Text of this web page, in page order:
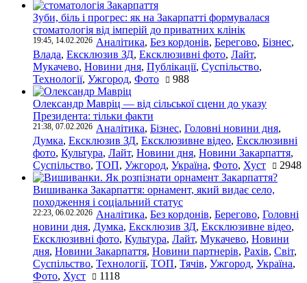
Зуби, біль і прогрес: як на Закарпатті формувалася
стоматологія від імперій до приватних клінік
19:45, 14.02.2026 Аналітика, Без кордонів, Берегово, Бізнес,
Влада, Ексклюзив ЗД, Ексклюзивні фото, Лайт,
Мукачево, Новини дня, Публікації, Суспільство,
Технології, Ужгород, Фото 988
Олександр Мавріц — від сільської сцени до указу
Президента: тільки факти
21:38, 07.02.2026 Аналітика, Бізнес, Головні новини дня,
Думка, Ексклюзив ЗД, Ексклюзивне відео, Ексклюзивні
фото, Культура, Лайт, Новини дня, Новини Закарпаття,
Суспільство, ТОП, Ужгород, Україна, Фото, Хуст 2948
Вишиванка Закарпаття: орнамент, який видає село,
походження і соціальний статус
22:23, 06.02.2026 Аналітика, Без кордонів, Берегово, Головні
новини дня, Думка, Ексклюзив ЗД, Ексклюзивне відео,
Ексклюзивні фото, Культура, Лайт, Мукачево, Новини
дня, Новини Закарпаття, Новини партнерів, Рахів, Світ,
Суспільство, Технології, ТОП, Тячів, Ужгород, Україна,
Фото, Хуст 1118